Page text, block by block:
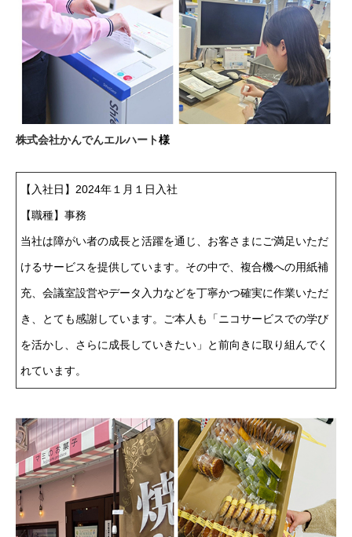
株式会社かんでんエルハート様
【入社日】2024年１月１日入社
【職種】事務
当社は障がい者の成長と活躍を通じ、お客さまにご満足いただ
けるサービスを提供しています。その中で、複合機への用紙補
充、会議室設営やデータ入力などを丁寧かつ確実に作業いただ
き、とても感謝しています。ご本人も「ニコサービスでの学び
を活かし、さらに成長していきたい」と前向きに取り組んでく
れています。